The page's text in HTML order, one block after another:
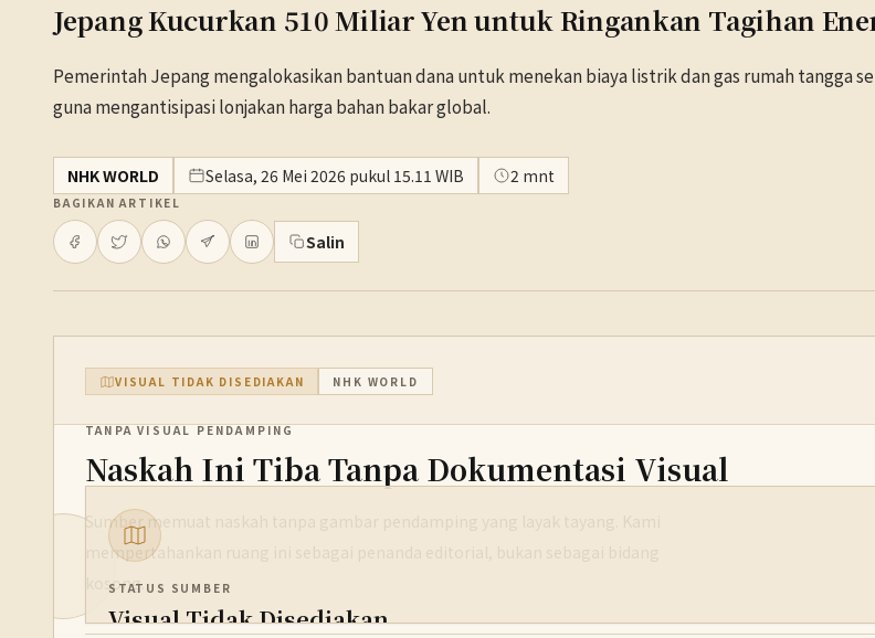
Jepang Kucurkan 510 Miliar Yen untuk Ringankan Tagihan
Pemerintah Jepang mengalokasikan bantuan dana untuk menekan biaya listrik dan gas rumah tangga
guna mengantisipasi lonjakan harga bahan bakar global.
NHK WORLD Selasa, 26 Mei 2026 pukul 15.11 WIB 2 mnt
BAGIKAN ARTIKEL
Salin
VISUAL TIDAK DISEDIAKAN NHK WORLD
TANPA VISUAL PENDAMPING
Naskah Ini Tiba Tanpa Dokumentasi Visual
Sumber memuat naskah tanpa gambar pendamping yang layak tayang. Kami
mempertahankan ruang ini sebagai penanda editorial, bukan sebagai bidang
kosong.
STATUS SUMBER
Visual Tidak Disediakan